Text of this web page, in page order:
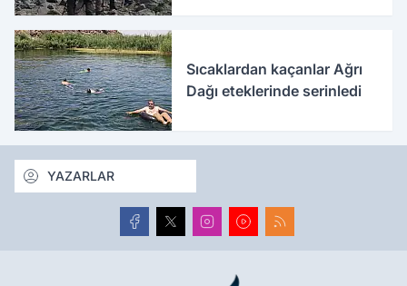
Sıcaklardan kaçanlar Ağrı
Dağı eteklerinde serinledi
YAZARLAR